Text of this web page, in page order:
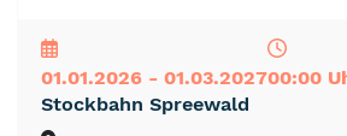
01.01.2026 - 01.03.202700:00
Stockbahn Spreewald